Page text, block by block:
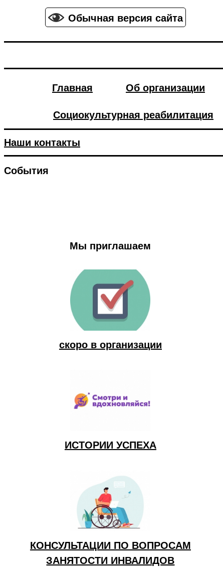
Обычная версия сайта
Главная Об организации
Социокультурная реабилитация
Наши контакты
События
Мы приглашаем
скоро в организации
ИСТОРИИ УСПЕХА
КОНСУЛЬТАЦИИ ПО ВОПРОСАМ
ЗАНЯТОСТИ ИНВАЛИДОВ